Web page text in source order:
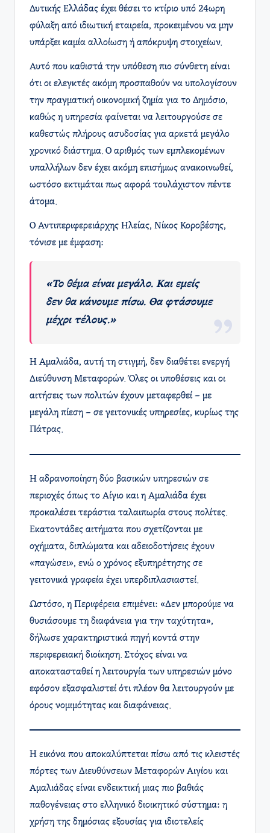
Δυτικής Ελλάδας έχει θέσει το κτίριο υπό 24ωρη
φύλαξη από ιδιωτική εταιρεία, προκειμένου να μην
υπάρξει καμία αλλοίωση ή απόκρυψη στοιχείων.
Αυτό που καθιστά την υπόθεση πιο σύνθετη είναι
ότι οι ελεγκτές ακόμη προσπαθούν να υπολογίσουν
την πραγματική οικονομική ζημία για το Δημόσιο,
καθώς η υπηρεσία φαίνεται να λειτουργούσε σε
καθεστώς πλήρους ασυδοσίας για αρκετά μεγάλο
χρονικό διάστημα. Ο αριθμός των εμπλεκομένων
υπαλλήλων δεν έχει ακόμη επισήμως ανακοινωθεί,
ωστόσο εκτιμάται πως αφορά τουλάχιστον πέντε
άτομα.
Ο Αντιπεριφερειάρχης Ηλείας, Νίκος Κοροβέσης,
τόνισε με έμφαση:
«Το θέμα είναι μεγάλο. Και εμείς
δεν θα κάνουμε πίσω. Θα φτάσουμε
μέχρι τέλους.»
Η Αμαλιάδα, αυτή τη στιγμή, δεν διαθέτει ενεργή
Διεύθυνση Μεταφορών. Όλες οι υποθέσεις και οι
αιτήσεις των πολιτών έχουν μεταφερθεί – με
μεγάλη πίεση – σε γειτονικές υπηρεσίες, κυρίως της
Πάτρας.
Η αδρανοποίηση δύο βασικών υπηρεσιών σε
περιοχές όπως το Αίγιο και η Αμαλιάδα έχει
προκαλέσει τεράστια ταλαιπωρία στους πολίτες.
Εκατοντάδες αιτήματα που σχετίζονται με
οχήματα, διπλώματα και αδειοδοτήσεις έχουν
«παγώσει», ενώ ο χρόνος εξυπηρέτησης σε
γειτονικά γραφεία έχει υπερδιπλασιαστεί.
Ωστόσο, η Περιφέρεια επιμένει: «Δεν μπορούμε να
θυσιάσουμε τη διαφάνεια για την ταχύτητα»,
δήλωσε χαρακτηριστικά πηγή κοντά στην
περιφερειακή διοίκηση. Στόχος είναι να
αποκατασταθεί η λειτουργία των υπηρεσιών μόνο
εφόσον εξασφαλιστεί ότι πλέον θα λειτουργούν με
όρους νομιμότητας και διαφάνειας.
Η εικόνα που αποκαλύπτεται πίσω από τις κλειστές
πόρτες των Διευθύνσεων Μεταφορών Αιγίου και
Αμαλιάδας είναι ενδεικτική μιας πιο βαθιάς
παθογένειας στο ελληνικό διοικητικό σύστημα: η
χρήση της δημόσιας εξουσίας για ιδιοτελείς